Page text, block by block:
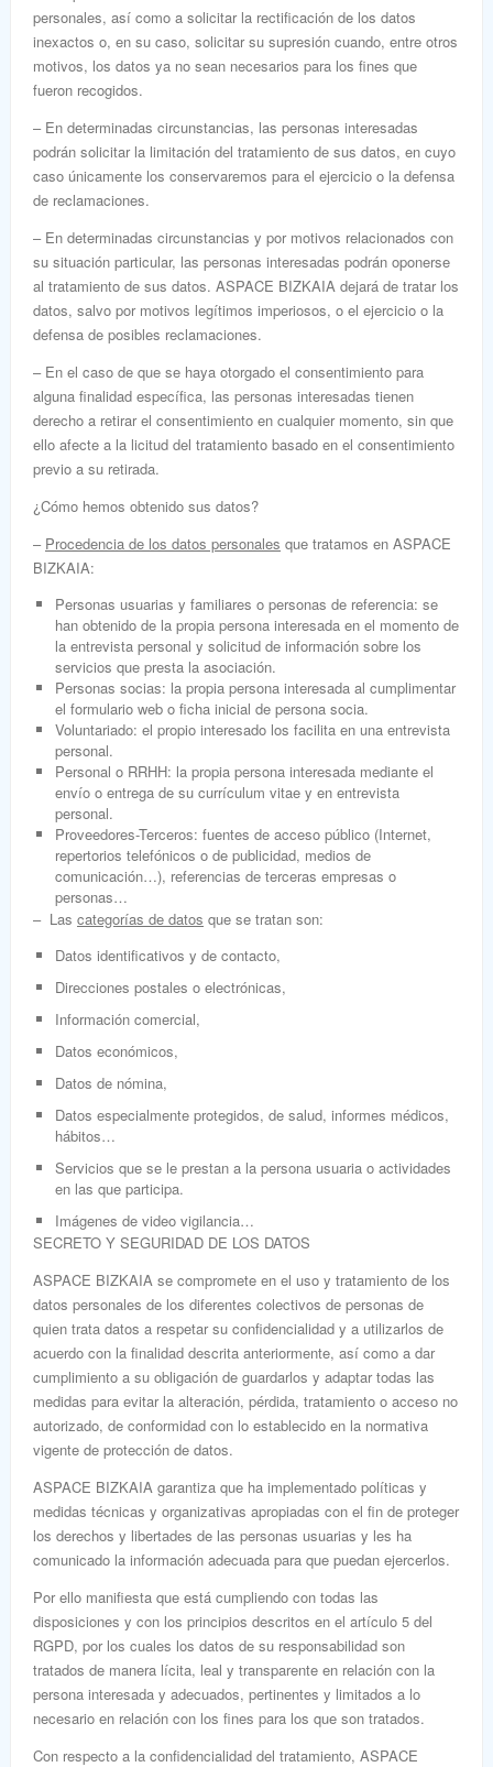
personales, así como a solicitar la rectificación de los datos
inexactos o, en su caso, solicitar su supresión cuando, entre otros
motivos, los datos ya no sean necesarios para los fines que
fueron recogidos.
– En determinadas circunstancias, las personas interesadas
podrán solicitar la limitación del tratamiento de sus datos, en cuyo
caso únicamente los conservaremos para el ejercicio o la defensa
de reclamaciones.
– En determinadas circunstancias y por motivos relacionados con
su situación particular, las personas interesadas podrán oponerse
al tratamiento de sus datos. ASPACE BIZKAIA dejará de tratar los
datos, salvo por motivos legítimos imperiosos, o el ejercicio o la
defensa de posibles reclamaciones.
– En el caso de que se haya otorgado el consentimiento para
alguna finalidad específica, las personas interesadas tienen
derecho a retirar el consentimiento en cualquier momento, sin que
ello afecte a la licitud del tratamiento basado en el consentimiento
previo a su retirada.
¿Cómo hemos obtenido sus datos?
– Procedencia de los datos personales que tratamos en ASPACE
BIZKAIA:
Personas usuarias y familiares o personas de referencia: se
han obtenido de la propia persona interesada en el momento de
la entrevista personal y solicitud de información sobre los
servicios que presta la asociación.
Personas socias: la propia persona interesada al cumplimentar
el formulario web o ficha inicial de persona socia.
Voluntariado: el propio interesado los facilita en una entrevista
personal.
Personal o RRHH: la propia persona interesada mediante el
envío o entrega de su currículum vitae y en entrevista
personal.
Proveedores-Terceros: fuentes de acceso público (Internet,
repertorios telefónicos o de publicidad, medios de
comunicación…), referencias de terceras empresas o
personas…
– Las categorías de datos que se tratan son:
Datos identificativos y de contacto,
Direcciones postales o electrónicas,
Información comercial,
Datos económicos,
Datos de nómina,
Datos especialmente protegidos, de salud, informes médicos,
hábitos…
Servicios que se le prestan a la persona usuaria o actividades
en las que participa.
Imágenes de video vigilancia…
SECRETO Y SEGURIDAD DE LOS DATOS
ASPACE BIZKAIA se compromete en el uso y tratamiento de los
datos personales de los diferentes colectivos de personas de
quien trata datos a respetar su confidencialidad y a utilizarlos de
acuerdo con la finalidad descrita anteriormente, así como a dar
cumplimiento a su obligación de guardarlos y adaptar todas las
medidas para evitar la alteración, pérdida, tratamiento o acceso no
autorizado, de conformidad con lo establecido en la normativa
vigente de protección de datos.
ASPACE BIZKAIA garantiza que ha implementado políticas y
medidas técnicas y organizativas apropiadas con el fin de proteger
los derechos y libertades de las personas usuarias y les ha
comunicado la información adecuada para que puedan ejercerlos.
Por ello manifiesta que está cumpliendo con todas las
disposiciones y con los principios descritos en el artículo 5 del
RGPD, por los cuales los datos de su responsabilidad son
tratados de manera lícita, leal y transparente en relación con la
persona interesada y adecuados, pertinentes y limitados a lo
necesario en relación con los fines para los que son tratados.
Con respecto a la confidencialidad del tratamiento, ASPACE